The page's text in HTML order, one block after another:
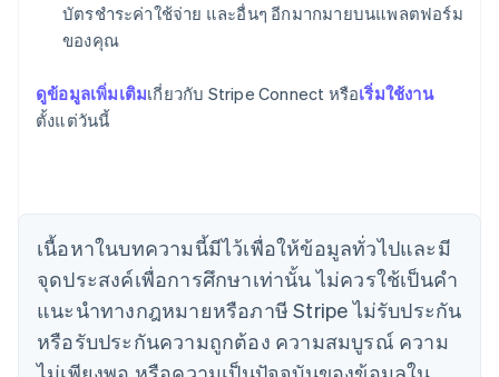
บัตรชำระค่าใช้จ่าย และอื่นๆ อีกมากมายบนแพลตฟอร์ม
ของคุณ
ดูข้อมูลเพิ่มเติมเกี่ยวกับ Stripe Connect หรือเริ่มใช้งาน
ตั้งแต่วันนี้
เนื้อหาในบทความนี้มีไว้เพื่อให้ข้อมูลทั่วไปและมี
จุดประสงค์เพื่อการศึกษาเท่านั้น ไม่ควรใช้เป็นคํา
แนะนําทางกฎหมายหรือภาษี Stripe ไม่รับประกัน
หรือรับประกันความถูกต้อง ความสมบูรณ์ ความ
กรีซ
English
EnglishFrançais
โครเอเชีย
EnglishItaliano
จีนแผ่นดินใหญ่
简体中文
ไซปรัส
English
ญี่ปุ่น